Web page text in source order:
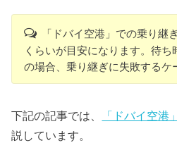
「ドバイ空港」での乗り継
くらいが目安になります。待
の場合、乗り継ぎに失敗するケ
下記の記事では、 「ドバイ空港
説しています。